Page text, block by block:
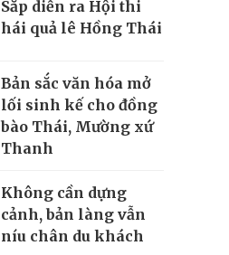
Sắp diễn ra Hội thi
hái quả lê Hồng Thái
Bản sắc văn hóa mở
lối sinh kế cho đồng
bào Thái, Mường xứ
Thanh
Không cần dựng
cảnh, bản làng vẫn
níu chân du khách